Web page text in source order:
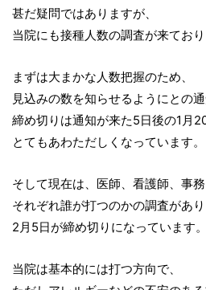
甚だ疑問ではありますが、
当院にも接種人数の調査が来ており
まずは大まかな人数把握のため、
見込みの数を知らせるようにとの通
締め切りは通知が来た5日後の1月20
とてもあわただしくなっています。
そして現在は、医師、看護師、事務
それぞれ誰が打つのかの調査があり
2月5日が締め切りになっています。
当院は基本的には打つ方向で、